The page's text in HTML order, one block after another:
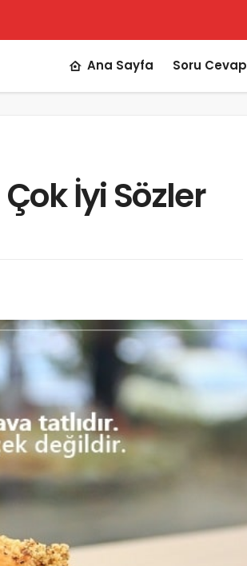
Ana Sayfa Soru Cevap
İyi Sözler